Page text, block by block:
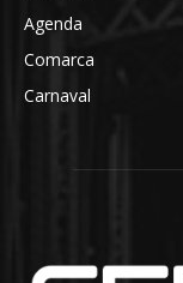
Agenda
Comarca
Carnaval